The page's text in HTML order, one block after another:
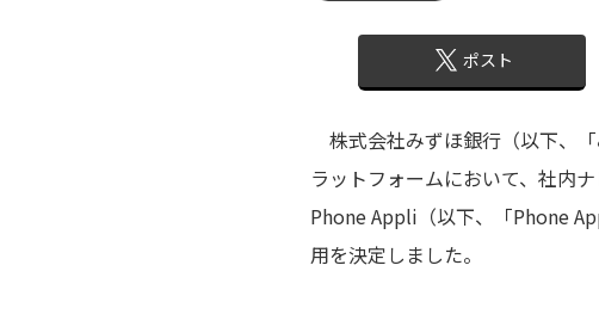
ポスト
株式会社みずほ銀行（以下、
ラットフォームにおいて、社内
Phone Appli（以下、「Phone
用を決定しました。